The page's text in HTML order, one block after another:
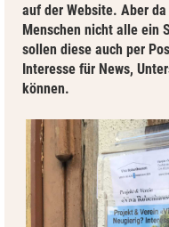
auf der Website. Aber
Menschen nicht alle ein
sollen diese auch per
Interesse für News,
können.